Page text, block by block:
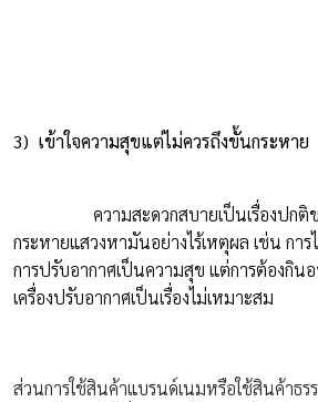
3) เข้าใจความสุขแต่ไม่ควรถึงขั้นกระหาย
ความสะดวกสบายเป็นเรื่องปกติข
กระหายแสวงหามันอย่างไร้เหตุผล เช่น กา
การปรับอากาศเป็นความสุข แต่การต้องกิน
เครื่องปรับอากาศเป็นเรื่องไม่เหมาะสม
ส่วนการใช้สินค้าแบรนด์เนมหรือใช้สินค้าธร